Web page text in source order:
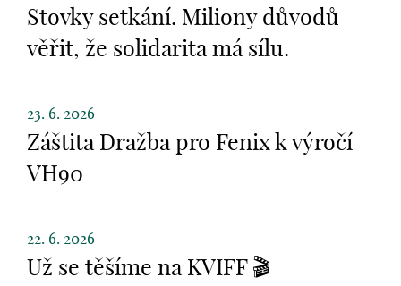
Stovky setkání. Miliony důvodů
věřit, že solidarita má sílu.
23. 6. 2026
Záštita Dražba pro Fenix k výročí
VH90
22. 6. 2026
Už se těšíme na KVIFF 🎬